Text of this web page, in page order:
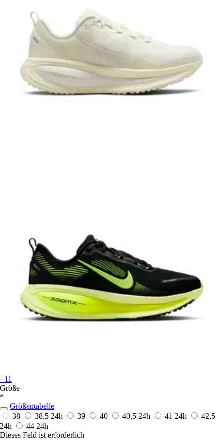
+11
Größe
*
Größentabelle
38
38,5 24h 39 40 40,5 24h 41 24h
42,5
24h
44 24h
Dieses Feld ist erforderlich